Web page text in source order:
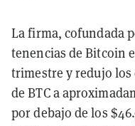
La firma, cofundada
tenencias de Bitcoin
trimestre y redujo los
de BTC a
por debajo de los